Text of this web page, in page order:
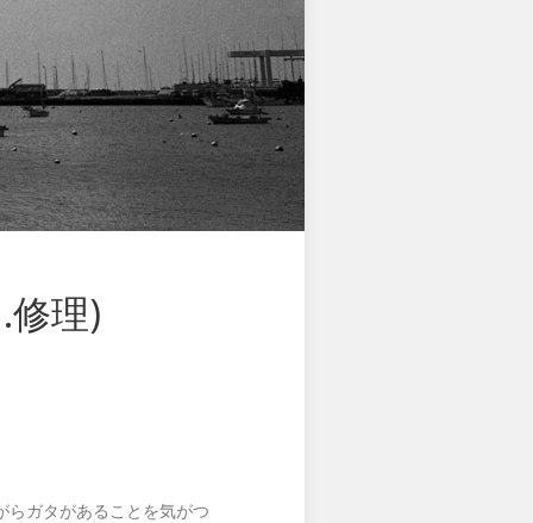
理)
らガタがあることを気がつ